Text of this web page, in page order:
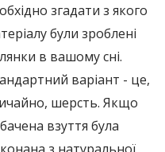
згадати з якого
були зроблені
в вашому сні.
варіант - це,
шерсть. Якщо
взуття була